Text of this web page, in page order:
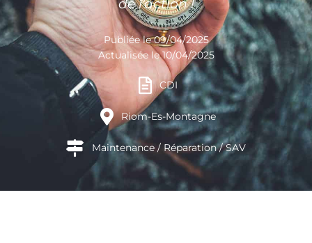
Publiée le 09/04/2025
Actualisée le 10/04/2025
CDI
Riom-Es-Montagne
Maintenance / Réparation / SAV